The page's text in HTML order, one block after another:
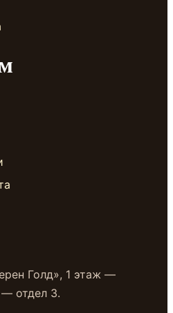
Голд», 1 этаж —
— отдел 3.